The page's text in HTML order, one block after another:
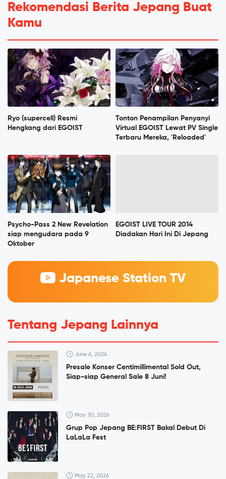
Rekomendasi Berita Jepang Buat
Kamu
Ryo (supercell) Resmi
Hengkang dari EGOIST
Tonton Penampilan Penyanyi
Virtual EGOIST Lewat PV Single
Terbaru Mereka, 'Reloaded'
Psycho-Pass 2 New Revelation
siap mengudara pada 9
Oktober
EGOIST LIVE TOUR 2014
Diadakan Hari Ini Di Jepang
Japanese Station TV
Tentang Jepang Lainnya
June 6, 2026
Presale Konser Centimillimental Sold Out,
Siap-siap General Sale 8 Juni!
May 30, 2026
Grup Pop Jepang BE:FIRST Bakal Debut Di
LaLaLa Fest
May 22, 2026